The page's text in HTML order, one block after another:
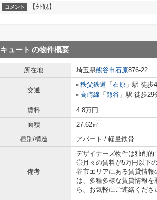
コメント 【外観】
キュート の物件概要
所在地 埼玉県熊谷市石原876-22
交通
秩父鉄道 「 石原 」駅 徒歩
高崎線 「 熊谷 」駅 徒歩29
賃料 4.8万円
面積
27.62㎡
種別/構造
アパート / 軽量鉄骨
備考
デザイナーズ物件は独創
◎月々の賃料が5万円以下
谷市エリアにある賃貸情
は、多種多様な賃貸情報
ら、お気軽にご連絡くださ